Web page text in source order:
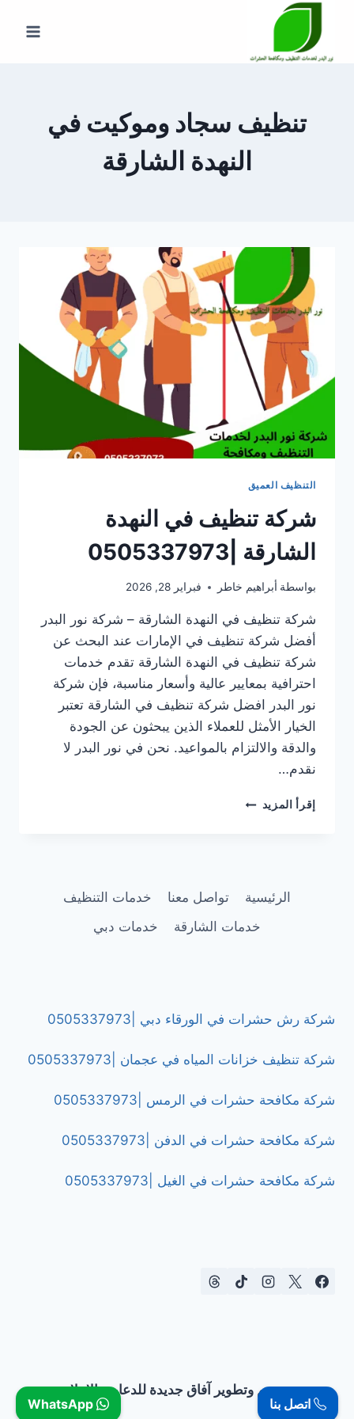
المحتوى
تنظيف سجاد وموكيت في
النهدة الشارقة
التنظيف العميق
شركة تنظيف في النهدة
الشارقة |0505337973
بواسطة أبراهيم خاطر فبراير 28, 2026
شركة تنظيف في النهدة الشارقة – شركة نور البدر
أفضل شركة تنظيف في الإمارات عند البحث عن
شركة تنظيف في النهدة الشارقة تقدم خدمات
احترافية بمعايير عالية وأسعار مناسبة، فإن شركة
نور البدر افضل شركة تنظيف في الشارقة تعتبر
الخيار الأمثل للعملاء الذين يبحثون عن الجودة
والدقة والالتزام بالمواعيد. نحن في نور البدر لا
نقدم…
إقرأ المزيد شركة
الرئيسية تواصل معنا
خدمات التنظيف
خدمات الشارقة
خدمات دبي
شركة رش حشرات في الورقاء دبي |0505337973
شركة تنظيف خزانات المياه في عجمان |0505337973
شركة مكافحة حشرات في الرمس |0505337973
شركة مكافحة حشرات في الدفن |0505337973
شركة مكافحة حشرات في الغيل |0505337973
تصميم وتطوير آفاق جديدة للدعاية والإعلان
اتصل بنا